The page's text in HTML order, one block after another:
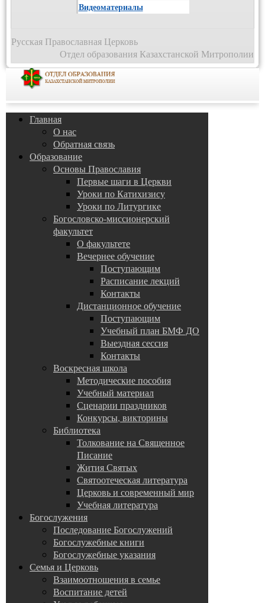
Видеоматериалы
Русская Православная Церковь
Отдел образования Казахстанской Митрополии
Главная
О нас
Обратная связь
Образование
Основы Православия
Первые шаги в Церкви
Уроки по Катихизису
Уроки по Литургике
Богословско-миссионерский
факультет
О факультете
Вечернее обучение
Поступающим
Расписание лекций
Контакты
Дистанционное обучение
Поступающим
Учебный план БМФ ДО
Выездная сессия
Контакты
Воскресная школа
Методические пособия
Учебный материал
Сценарии праздников
Конкурсы, викторины
Библиотека
Толкование на Священное
Писание
Жития Святых
Святоотеческая литература
Церковь и современный мир
Учебная литература
Богослужения
Последование Богослужений
Богослужебные книги
Богослужебные указания
Семья и Церковь
Взаимоотношения в семье
Воспитание детей